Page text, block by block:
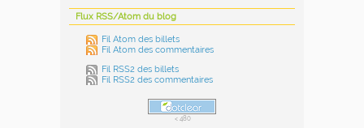
Flux RSS/Atom du blog
Fil Atom des billets
Fil Atom des commentaires
Fil RSS2 des billets
Fil RSS2 des commentaires